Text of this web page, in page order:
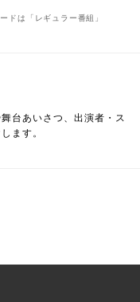
ドは「レギュラー番組」
台あいさつ、出演者・ス
ます。